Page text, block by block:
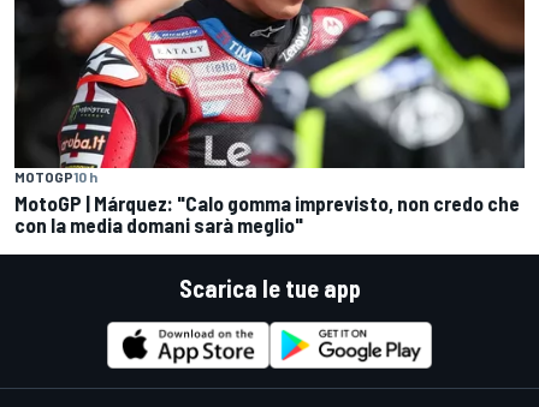
MOTOGP10 h
MotoGP | Márquez: "Calo gomma imprevisto, non credo che
con la media domani sarà meglio"
Scarica le tue app